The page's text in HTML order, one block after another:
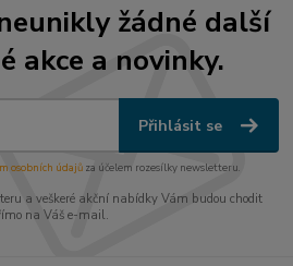
žádné další
akce a novinky.
Přihlásit se
osobních údajůza účelem rozesílky newsletteru.
a veškeré akční nabídky Vám budou chodit
na Váš e-mail.